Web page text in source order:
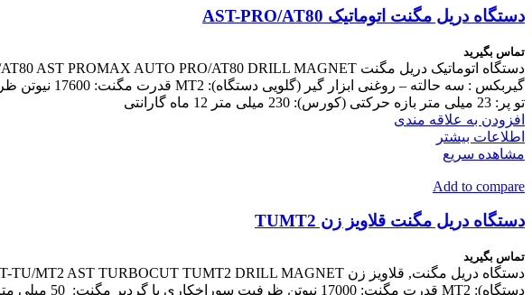
دستگاه دریل مگنت اتوماتیک AST-PRO/AT80
تماس بگیرید
تو پر: 23 میلی متر بازه حرکتی (کورس): 230 میلی متر 12 ماه گارانتی
افزودن به علاقه مندی
اطلاعات بیشتر
مشاهده سریع
Add to compare
دستگاه دریل مگنت قلاویز زن TUMT2
تماس بگیرید